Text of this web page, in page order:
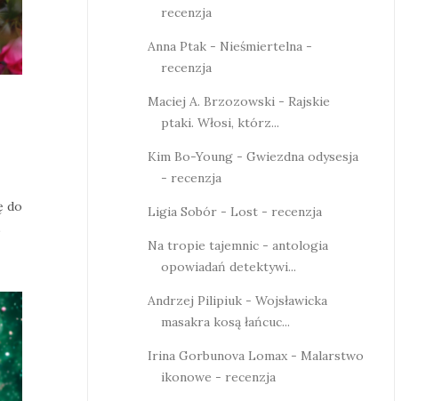
do
recenzja
Anna Ptak - Nieśmiertelna -
recenzja
Maciej A. Brzozowski - Rajskie
ptaki. Włosi, którz...
Kim Bo-Young - Gwiezdna odysesja
- recenzja
Ligia Sobór - Lost - recenzja
Na tropie tajemnic - antologia
opowiadań detektywi...
Andrzej Pilipiuk - Wojsławicka
masakra kosą łańcuc...
Irina Gorbunova Lomax - Malarstwo
ikonowe - recenzja